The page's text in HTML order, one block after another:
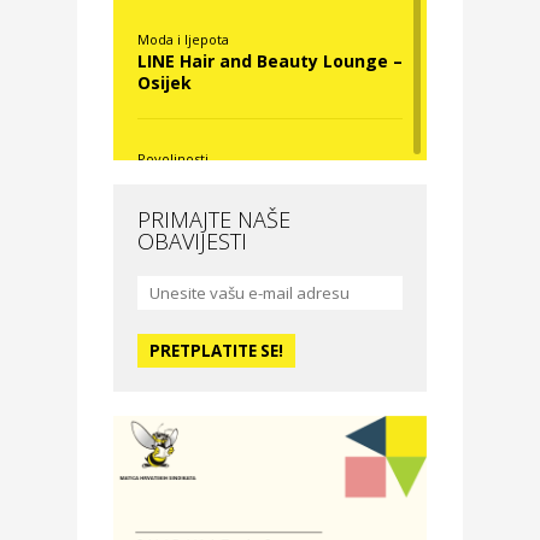
Moda i ljepota
LINE Hair and Beauty Lounge –
Osijek
Povoljnosti
Moda i ljepota
studio – Osijek
Zdravlje i osiguranje
PRIMAJTE NAŠE
OBAVIJESTI